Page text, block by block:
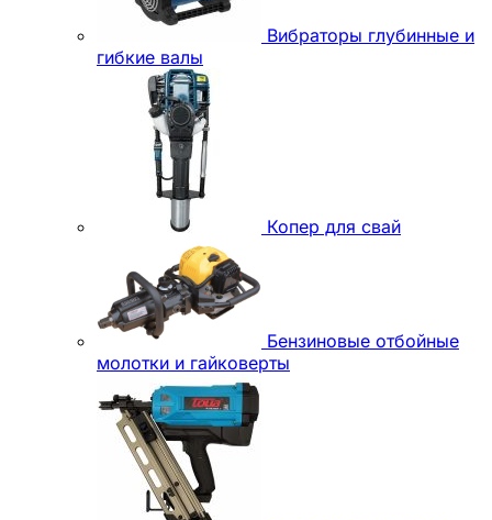
Вибраторы глубинные и
гибкие валы
Копер для свай
Бензиновые отбойные
молотки и гайковерты